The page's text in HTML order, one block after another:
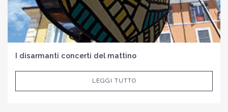
I disarmanti concerti del mattino
LEGGI TUTTO